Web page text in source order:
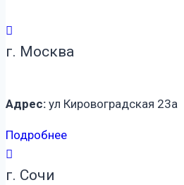
г. Москва
Адрес: ул Кировоградская 23а
Подробнее
г. Сочи